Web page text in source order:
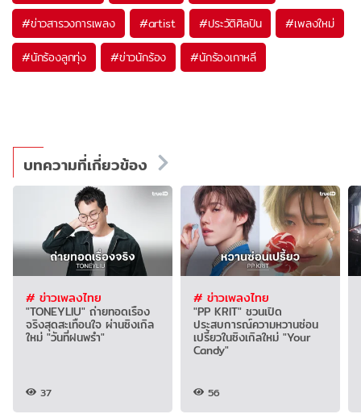
#ข่าวสารวงการเพลง #artist #ประวัติศิลปิน #เพลงใหม่
#นักร้องลูกทุ่ง #ข่าวนักร้อง #นักร้องเกาหลี
บทความที่เกี่ยวข้อง
# ข่าวเพลงไทย
"TONEYLIU" ถ่ายทอดเรื่อง
จริงสุดสะเทือนใจ ผ่านซิงเกิล
ใหม่ "วันที่ฝนพรำ"
37
# ข่าวเพลงไทย
"PP KRIT" ชวนเปิด
ประสบการณ์ความหวานซ่อน
เปรี้ยวในซิงเกิลใหม่ "Your
Candy"
56